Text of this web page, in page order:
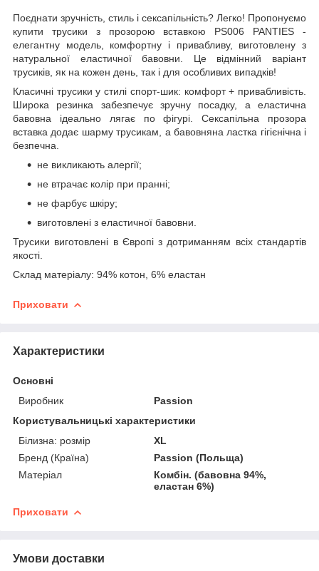
Поєднати зручність, стиль і сексапільність? Легко! Пропонуємо
купити трусики з прозорою вставкою PS006 PANTIES -
елегантну модель, комфортну і привабливу, виготовлену з
натуральної еластичної бавовни. Це відмінний варіант
трусиків, як на кожен день, так і для особливих випадків!
Класичні трусики у стилі спорт-шик: комфорт + привабливість.
Широка резинка забезпечує зручну посадку, а еластична
бавовна ідеально лягає по фігурі. Сексапільна прозора
вставка додає шарму трусикам, а бавовняна ластка гігієнічна і
безпечна.
не викликають алергії;
не втрачає колір при пранні;
не фарбує шкіру;
виготовлені з еластичної бавовни.
Трусики виготовлені в Європі з дотриманням всіх стандартів
якості.
Склад матеріалу: 94% котон, 6% еластан
Приховати
Характеристики
Основні
Виробник
Passion
Користувальницькі характеристики
Білизна: розмір
XL
Бренд (Країна)
Passion (Польща)
Матеріал
Комбін. (бавовна 94%,
еластан 6%)
Приховати
Умови доставки